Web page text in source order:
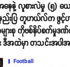
နေနဲ့ လူစားလဲမှု (၅) ယ
းပြ တူဟယ်လ်က ဖွင့်ဟ
ျားစု ကိုဗစ်နှိပ်စက်မှုဒ
ဒီအထဲမှာ တသင်းအပါအ
Football